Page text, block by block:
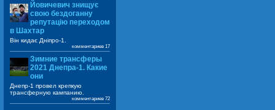
Йовичевич знищує
свою бездоганну
репутацію переходом
в Шахтар
Він кидає Дніпро-1.
комментариев 17
Зимние трансферы
2021 Днепра-1. Какие
они
Днепр-1 провел крепкую
трансферную кампанию.
комментариев 72